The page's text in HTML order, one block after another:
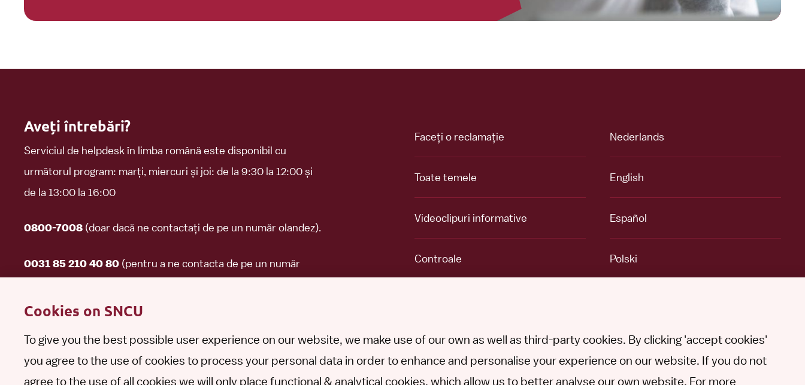
Aveți întrebări?
Serviciul de helpdesk în limba română este disponibil cu
următorul program: marți, miercuri și joi: de la 9:30 la 12:00 și
de la 13:00 la 16:00
0800-7008 (doar dacă ne contactați de pe un număr olandez).
0031 85 210 40 80 (pentru a ne contacta de pe un număr
Faceți o reclamație
Toate temele
Videoclipuri informative
Controale
Contact
Nederlands
English
Español
Polski
Cookies on SNCU
To give you the best possible user experience on our website, we make use of our own as well as third-party cookies. By clicking 'accept cookies'
you agree to the use of cookies to process your personal data in order to enhance and personalise your experience on our website. If you do not
agree to the use of all cookies we will only place functional & analytical cookies, which allow us to better analyse our own website. For more